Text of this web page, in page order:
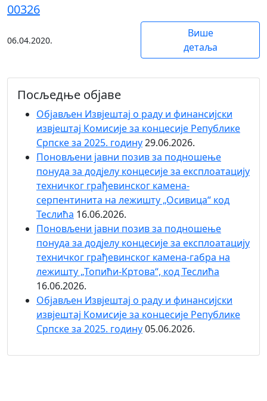
00326
06.04.2020.
Више
детаља
Посљедње објаве
Објaвљен Извјештај о раду и финансијски
извјештај Комисије за концесије Републике
Српске за 2025. годину29.06.2026.
Поновљени јавни позив за подношење
понуда за додјелу концесије за експлоатацију
техничког грађевинског камена-
серпентинита на лежишту „Осивица“ код
Теслића 16.06.2026.
Поновљени јавни позив за подношење
понуда за додјелу концесије за експлоатацију
техничког грађевинског камена-габра на
лежишту „Топићи-Кртова“, код Теслића
16.06.2026.
Објaвљен Извјештај о раду и финансијски
извјештај Комисије за концесије Републике
Српске за 2025. годину05.06.2026.